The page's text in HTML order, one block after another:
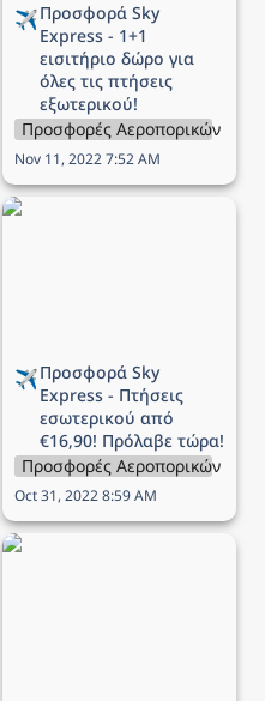
✈️Προσφορά Sky
Express - 1+1
εισιτήριο δώρο για
όλες τις πτήσεις
εξωτερικού!
Προσφορές Αεροπορικών
Nov 11, 2022 7:52 AM
Προσφορά Sky Express -
✈️Προσφορά Sky
Express - Πτήσεις
εσωτερικού από
€16,90! Πρόλαβε τώρα!
Προσφορές Αεροπορικών
Oct 31, 2022 8:59 AM
Προσφορά Aegean -